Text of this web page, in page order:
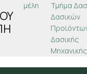
μέλη
Τμήμα
Δασικών
Δασικής
Μηχανικής